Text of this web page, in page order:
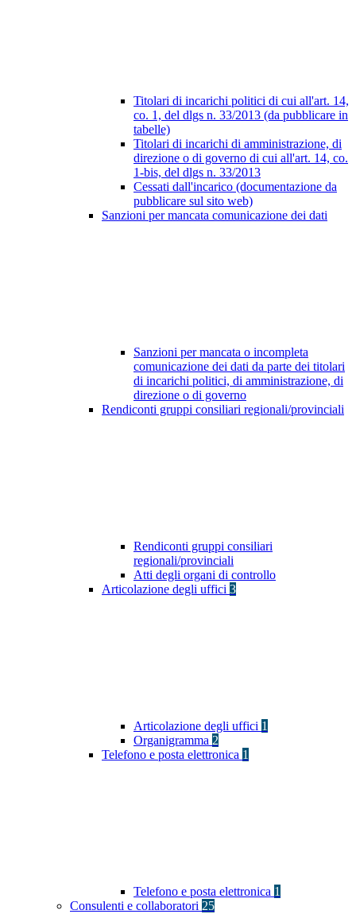
Titolari di incarichi politici di cui all'art. 14,
co. 1, del dlgs n. 33/2013 (da pubblicare in
tabelle)
Titolari di incarichi di amministrazione, di
direzione o di governo di cui all'art. 14, co.
1-bis, del dlgs n. 33/2013
Cessati dall'incarico (documentazione da
pubblicare sul sito web)
Sanzioni per mancata comunicazione dei dati
Sanzioni per mancata o incompleta
comunicazione dei dati da parte dei titolari
di incarichi politici, di amministrazione, di
direzione o di governo
Rendiconti gruppi consiliari regionali/provinciali
Rendiconti gruppi consiliari
regionali/provinciali
Atti degli organi di controllo
Articolazione degli uffici 3
Articolazione degli uffici 1
Organigramma 2
Telefono e posta elettronica 1
Telefono e posta elettronica 1
Consulenti e collaboratori 25